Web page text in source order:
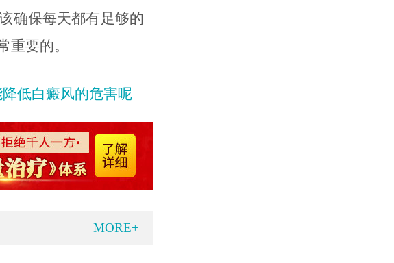
确保每天都有足够的
重要的。
低白癜风的危害呢
MORE+